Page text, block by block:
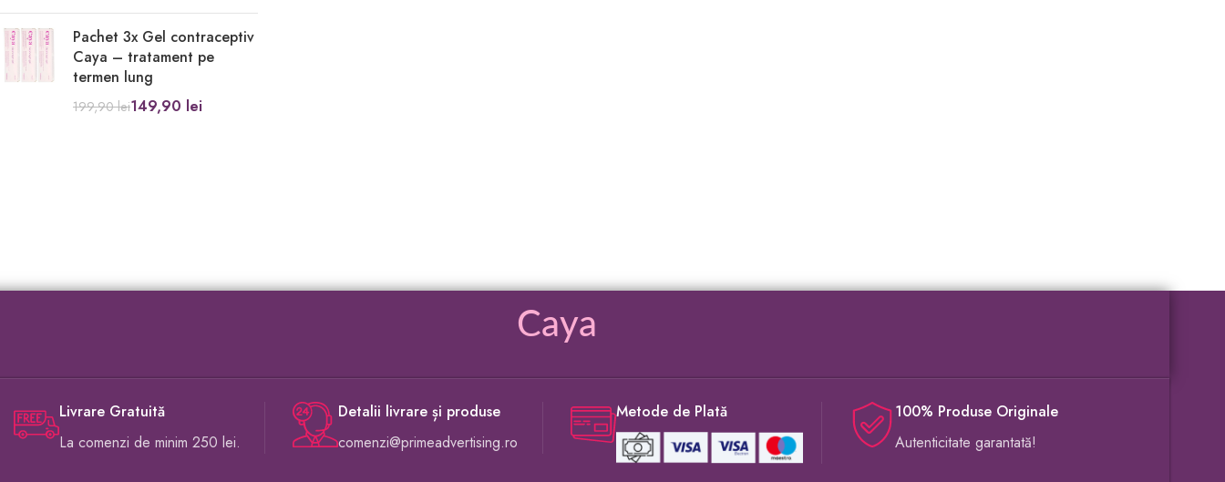
Pachet 3x Gel contraceptiv
Caya – tratament pe
termen lung
199,90lei149,90 lei
Caya
Livrare Gratuită
La comenzi de minim 250 lei.
Detalii livrare și produse
comenzi@primeadvertising.ro
Metode de Plată
100% Produse Originale
Autenticitate garantată!